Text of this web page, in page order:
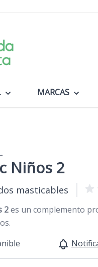
MARCAS
Niños 2
masticables
2es un complemento